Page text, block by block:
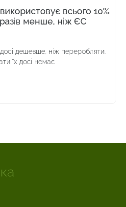
всього 10%
менше, ніж ЄС
дешевше, ніж переробляти.
їх досі немає